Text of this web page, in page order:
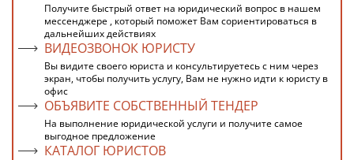
Получите быстрый ответ на юридический вопрос в нашем
мессенджере , который поможет Вам сориентироваться в
дальнейших действиях
ВИДЕОЗВОНОК ЮРИСТУ
Вы видите своего юриста и консультируетесь с ним через
экран, чтобы получить услугу, Вам не нужно идти к юристу в
офис
ОБЪЯВИТЕ СОБСТВЕННЫЙ ТЕНДЕР
На выполнение юридической услуги и получите самое
выгодное предложение
КАТАЛОГ ЮРИСТОВ